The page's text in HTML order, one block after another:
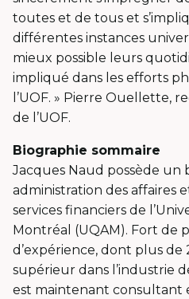
toutes et de tous et
différentes instances
mieux possible leurs
impliqué dans les efforts
l’UOF. » Pierre Ouellette,
de l’UOF.
Biographie sommaire
Jacques Naud possède un
administration des affaires
services financiers de
Montréal (UQAM). Fort de
d’expérience, dont plus de
supérieur dans l’industrie
est maintenant consultant